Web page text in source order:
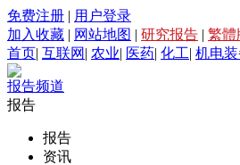
免费注册 | 用户登录
加入收藏 | 网站地图 | 研究报告 | 繁體
首页| 互联网 | 农业| 医药| 化工| 机电
报告频道
报告
报告
资讯